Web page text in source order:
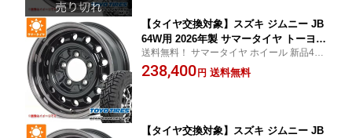
【タイヤ交換対象】スズキ ジムニー JB
64W用 2026年製 サマータイヤ トーヨー
オープンカントリー R/T 215/70R16 100
Q ブラックレター アピオ ワイルドボア
送料無料！ サマータイヤ ホイール 新品4本
セット 215/70/16 215-70-16
238,400 円 送料無料
【タイヤ交換対象】スズキ ジムニー JB